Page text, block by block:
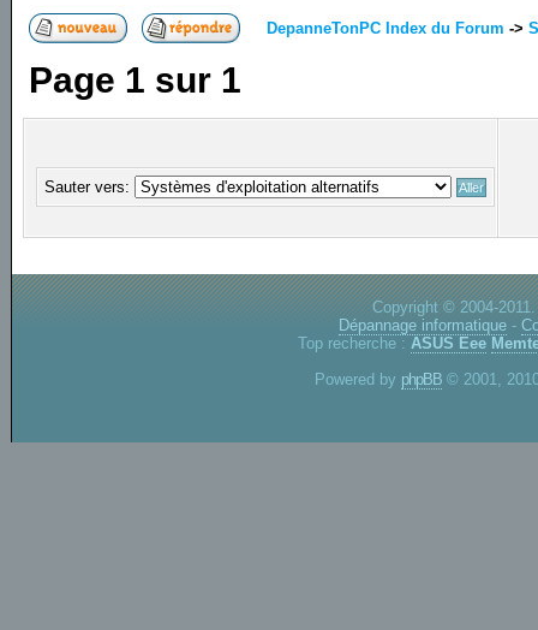
DepanneTonPC Index du Forum ->
Page 1 sur 1
Sauter vers:
Copyright © 2004-
Dépannage informatique -
Top recherche : ASUS Eee
Powered by phpBB © 2001,